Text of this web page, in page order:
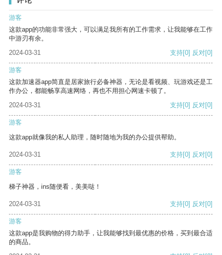
游客
这款app的功能非常强大，可以满足我所有的工作需求，让我能够在工作
中游刃有余。
2024-03-31
支持[0] 反对[0]
游客
这款加速器app简直是居家旅行必备神器，无论是看视频、玩游戏还是工
作办公，都能畅享高速网络，再也不用担心网速卡顿了。
2024-03-31
支持[0] 反对[0]
游客
这款app就像我的私人助理，随时随地为我的办公提供帮助。
2024-03-31 支持[0] 反对[0]
游客
梯子神器，ins随便看，美美哒！
2024-03-31 支持[0] 反对[0]
游客
这款app是我购物的得力助手，让我能够找到最优惠的价格，买到最合适
的商品。